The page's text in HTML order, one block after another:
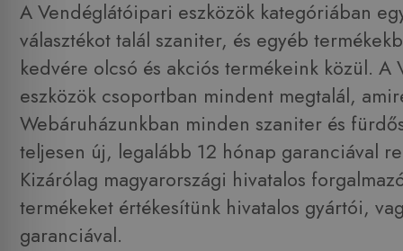
A Vendéglátóipari eszközök kategóriában
választékot talál szaniter, és egyéb
kedvére olcsó és akciós termékeink közül. A
eszközök csoportban mindent megtalál,
Webáruházunkban minden szaniter és
teljesen új, legalább 12 hónap garanciával
Kizárólag magyarországi hivatalos
termékeket értékesítünk hivatalos gyártói,
garanciával.